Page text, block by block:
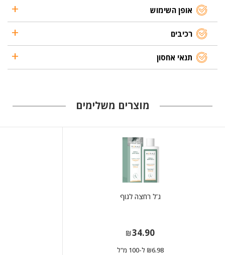
אופן השימוש
רכיבים
תנאי אחסון
מוצרים משלימים
ג'ל רחצה לגוף
₪34.90
₪6.98 ל-100 מ"ל